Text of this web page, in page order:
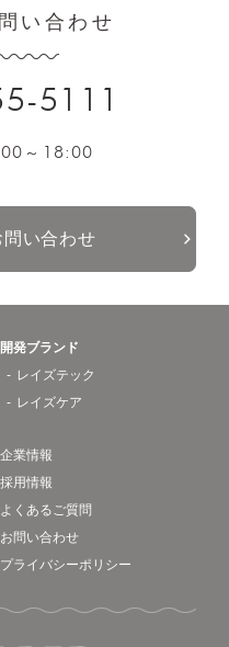
い合わせ
5111
～ 18:00
問い合わせ
開発ブランド
レイズテック
レイズケア
企業情報
採用情報
よくあるご質問
お問い合わせ
プライバシーポリシー